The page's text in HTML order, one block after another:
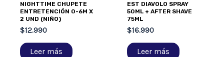
NIGHTTIME CHUPETE
ENTRETENCIÓN 0-6M X
2 UND (NIÑO)
$12.990
Leer más
EST DIAVOLO SPRAY
50ML + AFTER SHAVE
75ML
$16.990
Leer más